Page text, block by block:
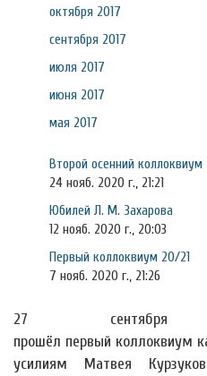
октября 2017
сентября 2017
июля 2017
июня 2017
мая 2017
Второй осенний коллоквиум
24 нояб. 2020 г., 21:21
Юбилей Л. М. Захарова
12 нояб. 2020 г., 20:03
Первый коллоквиум 20/21
7 нояб. 2020 г., 21:26
27
прошёл первый коллоквиум
усилиям Матвея